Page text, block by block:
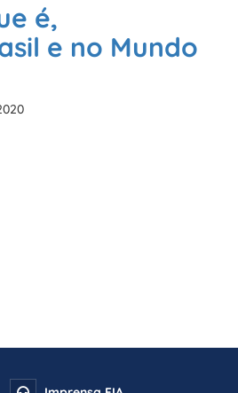
é,
e no Mundo